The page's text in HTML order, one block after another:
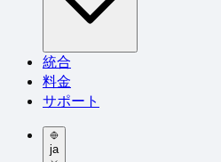
統合
料金
サポート
ja